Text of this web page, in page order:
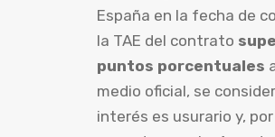
España en la fecha de
la TAE del contrato
puntos porcentuales
medio oficial, se
interés es usurario y,